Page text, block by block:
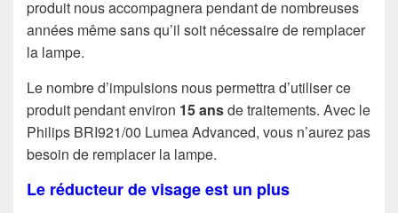
produit nous accompagnera pendant de nombreuses
années même sans qu’il soit nécessaire de remplacer
la lampe.
Le nombre d’impulsions nous permettra d’utiliser ce
produit pendant environ 15 ansde traitements. Avec le
Philips BRI921/00 Lumea Advanced, vous n’aurez pas
besoin de remplacer la lampe.
Le réducteur de visage est un plus